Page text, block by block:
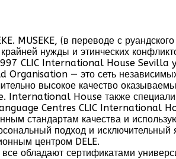
MUSEKE, (в переводе с
нужды и этинческих
CLIC International House Sevilla
— это сеть
высокое качество
House также
Centres CLIC International
стандартам качества и
подход и исключительный
центром DELE.
обладают сертификатами